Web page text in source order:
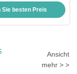
Opel Ersatz
Sie besten Preis
Ansicht
mehr > >